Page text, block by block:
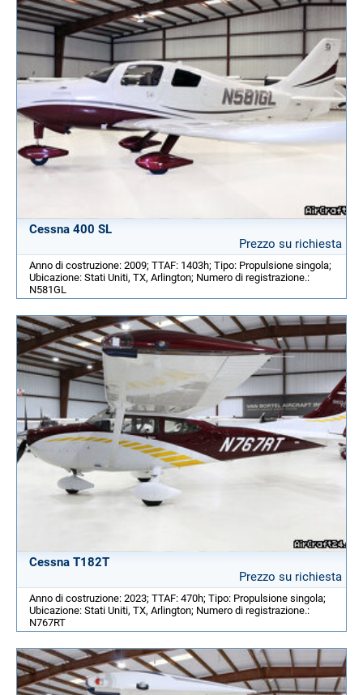
Cessna 400 SL
Prezzo su richiesta
Anno di costruzione: 2009; TTAF: 1403h; Tipo: Propulsione singola;
Ubicazione: Stati Uniti, TX, Arlington; Numero di registrazione.:
N581GL
Cessna T182T
Prezzo su richiesta
Anno di costruzione: 2023; TTAF: 470h; Tipo: Propulsione singola;
Ubicazione: Stati Uniti, TX, Arlington; Numero di registrazione.:
N767RT